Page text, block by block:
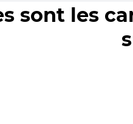
sont les